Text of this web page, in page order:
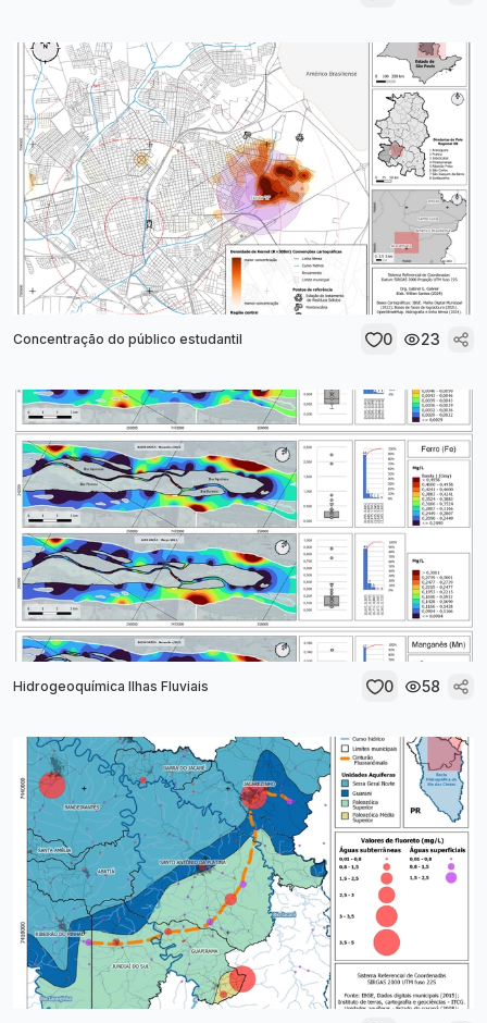
Concentração do público estudantil 0 23
Hidrogeoquímica Ilhas Fluviais 0 58